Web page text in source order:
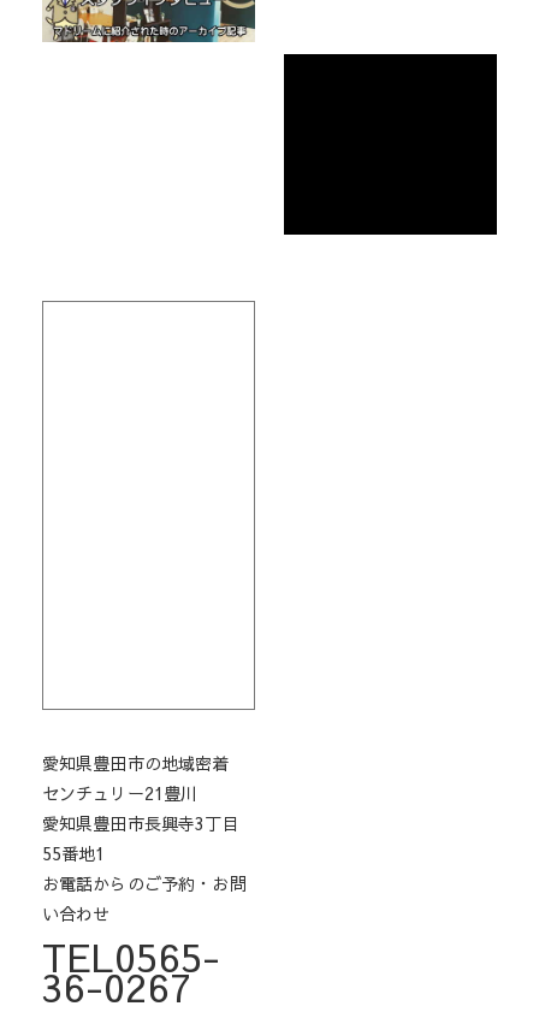
愛知県豊田市の地域密着
センチュリー21豊川
愛知県豊田市長興寺3丁目
55番地1
お電話からのご予約・お問
い合わせ
TEL0565-
36-0267